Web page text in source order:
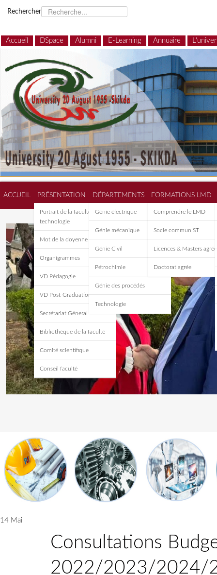
Rechercher
Accueil DSpace Alumni E-Learning Annuaire
ACCUEIL PRÉSENTATION
Portrait de la faculté de
technologie
Mot de la doyenne
Organigrammes
VD Pédagogie
VD Post-Graduation
Secrétariat Géneral
Bibliothéque de la faculté
Comité scientifique
Conseil faculté
DÉPARTEMENTS
Génie électrique
Génie mécanique
Génie Civil
Pétrochimie
Génie des procédés
Technologie
FORMATIONS LMD
Comprendre le LMD
Socle commun ST
Licences & Masters
Doctorat agrée
14 Mai
Consultations
2022/2023/2024/